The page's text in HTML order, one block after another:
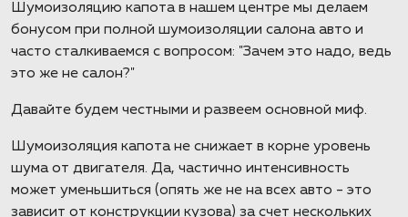
Шумоизоляцию капота в нашем центре мы делаем
бонусом при полной шумоизоляции салона авто и
часто сталкиваемся с вопросом: "Зачем это надо, ведь
это же не салон?"
Давайте будем честными и развеем основной миф.
Шумоизоляция капота не снижает в корне уровень
шума от двигателя. Да, частично интенсивность
может уменьшиться (опять же не на всех авто - это
зависит от конструкции кузова) за счет нескольких